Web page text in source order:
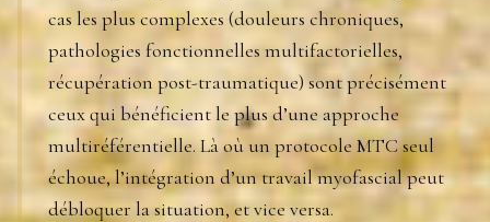
cas les plus complexes (douleurs chroniques,
pathologies fonctionnelles multifactorielles,
récupération post-traumatique) sont précisément
ceux qui bénéficient le plus d’une approche
multiréférentielle. Là où un protocole MTC seul
échoue, l’intégration d’un travail myofascial peut
débloquer la situation, et vice versa.